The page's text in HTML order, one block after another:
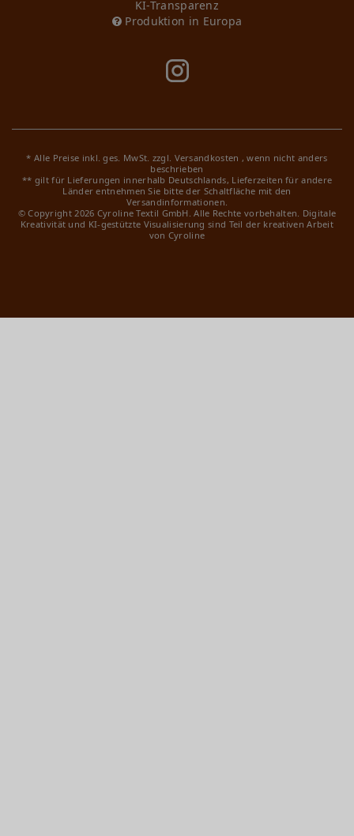
KI-Transparenz
Produktion in Europa
* Alle Preise inkl. ges. MwSt. zzgl. Versandkosten , wenn nicht anders
beschrieben
** gilt für Lieferungen innerhalb Deutschlands, Lieferzeiten für andere
Länder entnehmen Sie bitte der Schaltfläche mit den
Versandinformationen.
© Copyright 2026 Cyroline Textil GmbH. Alle Rechte vorbehalten. Digitale
Kreativität und KI-gestützte Visualisierung sind Teil der kreativen Arbeit
von Cyroline